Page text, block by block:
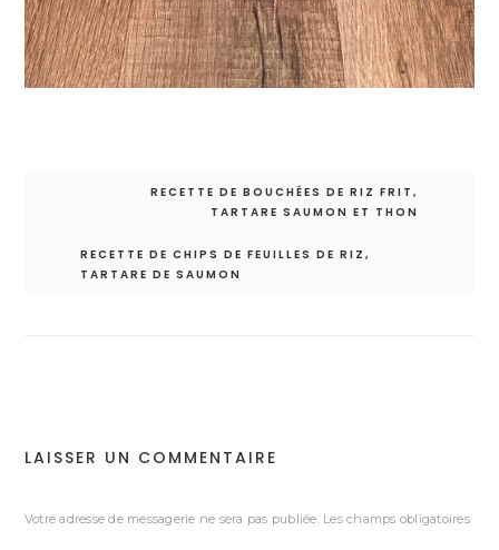
RECETTE DE BOUCHÉES DE RIZ FRIT,
TARTARE SAUMON ET THON
RECETTE DE CHIPS DE FEUILLES DE RIZ,
TARTARE DE SAUMON
LAISSER UN COMMENTAIRE
Votre adresse de messagerie ne sera pas publiée. Les champs obligatoires